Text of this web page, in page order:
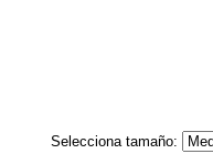
Selecciona tamaño: